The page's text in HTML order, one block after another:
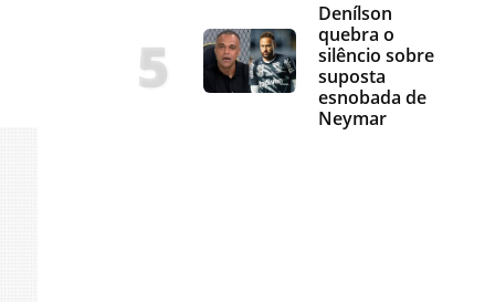
Denílson
quebra o
silêncio sobre
suposta
esnobada de
Neymar